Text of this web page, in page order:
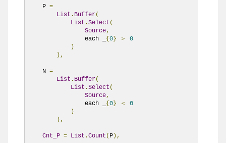
    P
=
List . Buffer(
List .Select (
Source,
                each _
{0} ＞
0
)
),
    N
=
List . Buffer(
List .Select (
Source,
                each _
{0} ＜
0
)
),
Cnt_P = List .Count ( P),